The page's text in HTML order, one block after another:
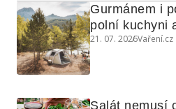
Gurmánem i
polní kuchyni
21. 07. 2026Vaření.cz
Salát nemusí